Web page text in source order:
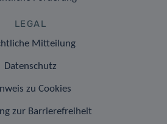
LEGAL
Mitteilung
Datenschutz
zu Cookies
zur Barrierefreiheit